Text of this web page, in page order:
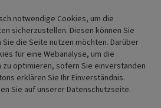
nordöstlich von
notwendige Cookies, um die
sicherzustellen. Diesen können Sie
die Seite nutzen möchten. Darüber
für eine Webanalyse, um die
optimieren, sofern Sie einverstanden
erklären Sie Ihr Einverständnis.
Sie auf unserer Datenschutzseite.